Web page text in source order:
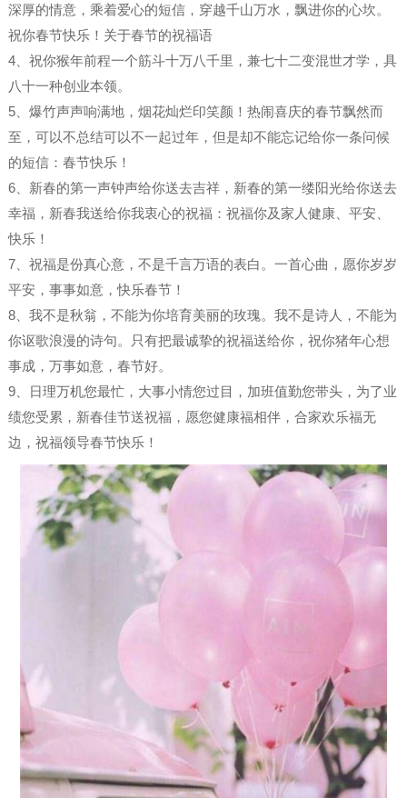
深厚的情意，乘着爱心的短信，穿越千山万水，飘进你的心坎。
祝你春节快乐！关于春节的祝福语
4、祝你猴年前程一个筋斗十万八千里，兼七十二变混世才学，具
八十一种创业本领。
5、爆竹声声响满地，烟花灿烂印笑颜！热闹喜庆的春节飘然而
至，可以不总结可以不一起过年，但是却不能忘记给你一条问候
的短信：春节快乐！
6、新春的第一声钟声给你送去吉祥，新春的第一缕阳光给你送去
幸福，新春我送给你我衷心的祝福：祝福你及家人健康、平安、
快乐！
7、祝福是份真心意，不是千言万语的表白。一首心曲，愿你岁岁
平安，事事如意，快乐春节！
8、我不是秋翁，不能为你培育美丽的玫瑰。我不是诗人，不能为
你讴歌浪漫的诗句。只有把最诚挚的祝福送给你，祝你猪年心想
事成，万事如意，春节好。
9、日理万机您最忙，大事小情您过目，加班值勤您带头，为了业
绩您受累，新春佳节送祝福，愿您健康福相伴，合家欢乐福无
边，祝福领导春节快乐！